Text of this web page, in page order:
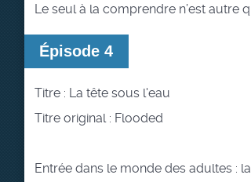
Le seul à la comprendre n’est autre
Épisode 4
Titre : La tête sous l'eau
Titre original : Flooded
Entrée dans le monde des adultes :